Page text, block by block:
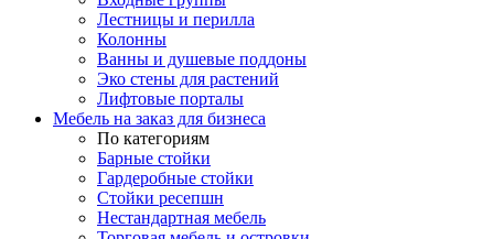
Лестницы и перилла
Колонны
Ванны и душевые поддоны
Эко стены для растений
Лифтовые порталы
Мебель на заказ для бизнеса
По категориям
Барные стойки
Гардеробные стойки
Стойки ресепшн
Нестандартная мебель